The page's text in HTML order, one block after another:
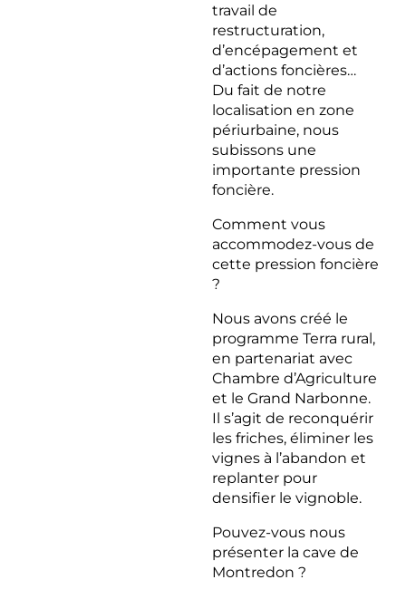
travail de
restructuration,
d’encépagement et
d’actions foncières…
Du fait de notre
localisation en zone
périurbaine, nous
subissons une
importante pression
foncière.
Comment vous
accommodez-vous de
cette pression foncière
?
Nous avons créé le
programme Terra rural,
en partenariat avec
Chambre d’Agriculture
et le Grand Narbonne.
Il s’agit de reconquérir
les friches, éliminer les
vignes à l’abandon et
replanter pour
densifier le vignoble.
Pouvez-vous nous
présenter la cave de
Montredon ?